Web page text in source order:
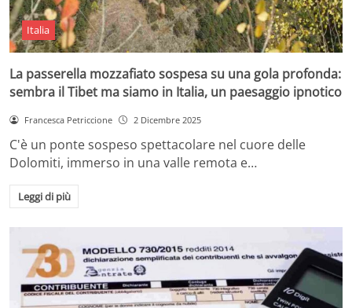
Italia
La passerella mozzafiato sospesa su una gola profonda:
sembra il Tibet ma siamo in Italia, un paesaggio ipnotico
Francesca Petriccione 2 Dicembre 2025
C'è un ponte sospeso spettacolare nel cuore delle
Dolomiti, immerso in una valle remota e…
Leggi di più